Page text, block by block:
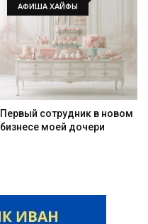
АФИША ХАЙФЫ
Первый сотрудник в новом
бизнесе моей дочери